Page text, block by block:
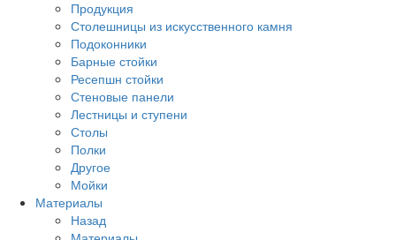
Продукция
Столешницы из искусственного камня
Подоконники
Барные стойки
Ресепшн стойки
Стеновые панели
Лестницы и ступени
Столы
Полки
Другое
Мойки
Материалы
Назад